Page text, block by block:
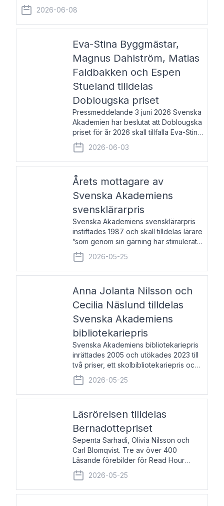
professor i svenska vid Göteborgs universitet. Han
disputerade år 2000 på avhandlingen Författn
2026-06-08
Eva-Stina Byggmästar,
Magnus Dahlström, Matias
Faldbakken och Espen
Stueland tilldelas
Doblougska priset
Pressmeddelande 3 juni 2026 Svenska
Akademien har beslutat att Doblougska
priset för år 2026 skall tillfalla Eva-Stina
Byggmästar, Magnus Dahlström, Matias
Faldbakken samt Espen Stueland.
Prisbeloppet är 200 000 svenska
2026-06-03
Årets mottagare av
Svenska Akademiens
svensklärarpris
Svenska Akademiens svensklärarpris
instiftades 1987 och skall tilldelas lärare
”som genom sin gärning har stimulerat
intresset hos unga människor för
svenska språket och litteraturen”.
Prisutdelning och samtal med
2026-05-25
Anna Jolanta Nilsson och
Cecilia Näslund tilldelas
Svenska Akademiens
bibliotekariepris
Svenska Akademiens bibliotekariepris
inrättades 2005 och utökades 2023 till
två priser, ett skolbibliotekariepris och
ett folkbibliotekariepris. Priserna skall
tilldelas bibliotekarier vid svenska folk-
och skolbibliotek som gjort värdefull
2026-05-25
Läsrörelsen tilldelas
Bernadottepriset
Sepenta Sarhadi, Olivia Nilsson och
Carl Blomqvist. Tre av över 400
Läsande förebilder för Read Hour
Sverige. Foto: Michael Wall. Den ideella
föreningen Läsrörelsen tilldelas
Bernadottepriset 2026 för att den
2026-05-25